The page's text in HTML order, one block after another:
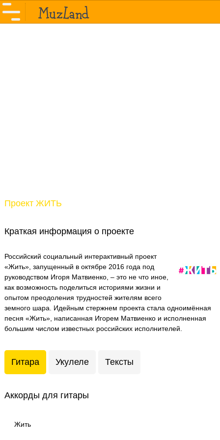
Проект ЖИТЬ
Краткая информация о проекте
Российский социальный интерактивный проект
«Жить», запущенный в октябре 2016 года под
руководством Игоря Матвиенко, – это не что иное,
как возможность поделиться историями жизни и
опытом преодоления трудностей жителям всего
земного шара. Идейным стержнем проекта стала одноимённая
песня «Жить», написанная Игорем Матвиенко и исполненная
большим числом известных российских исполнителей.
Гитара Укулеле Тексты
Аккорды для гитары
Жить